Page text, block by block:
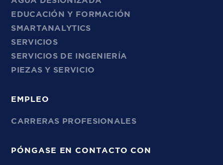
EDUCACIÓN Y FORMACIÓN
SMARTANALYTICS
SERVICIOS
SERVICIOS DE INGENIERÍA
PIEZAS Y SERVICIO
EMPLEO
CARRERAS PROFESIONALES
PÓNGASE EN CONTACTO CON